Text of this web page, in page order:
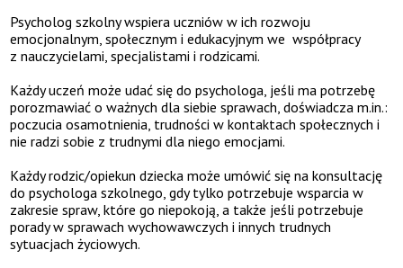
Psycholog szkolny wspiera uczniów w ich rozwoju
emocjonalnym, społecznym i edukacyjnym we współpracy
z nauczycielami, specjalistami i rodzicami.
Każdy uczeń może udać się do psychologa, jeśli ma potrzebę
porozmawiać o ważnych dla siebie sprawach, doświadcza m.in.:
poczucia osamotnienia, trudności w kontaktach społecznych i
nie radzi sobie z trudnymi dla niego emocjami.
Każdy rodzic/opiekun dziecka może umówić się na konsultację
do psychologa szkolnego, gdy tylko potrzebuje wsparcia w
zakresie spraw, które go niepokoją, a także jeśli potrzebuje
porady w sprawach wychowawczych i innych trudnych
sytuacjach życiowych.